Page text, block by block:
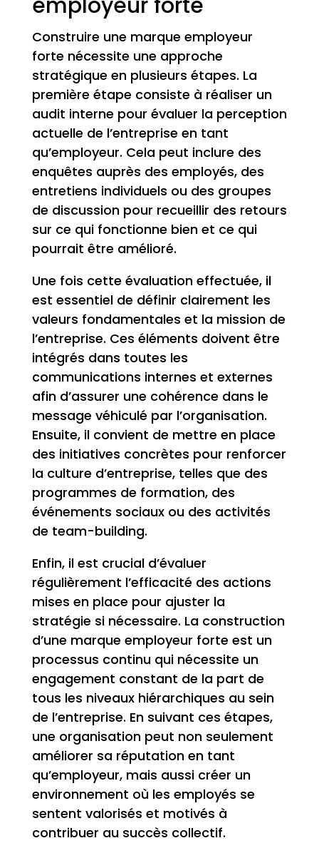
Construire une marque employeur
forte nécessite une approche
stratégique en plusieurs étapes. La
première étape consiste à réaliser un
audit interne pour évaluer la perception
actuelle de l’entreprise en tant
qu’employeur. Cela peut inclure des
enquêtes auprès des employés, des
entretiens individuels ou des groupes
de discussion pour recueillir des retours
sur ce qui fonctionne bien et ce qui
pourrait être amélioré.
Une fois cette évaluation effectuée, il
est essentiel de définir clairement les
valeurs fondamentales et la mission de
l’entreprise. Ces éléments doivent être
intégrés dans toutes les
communications internes et externes
afin d’assurer une cohérence dans le
message véhiculé par l’organisation.
Ensuite, il convient de mettre en place
des initiatives concrètes pour renforcer
la culture d’entreprise, telles que des
programmes de formation, des
événements sociaux ou des activités
de team-building.
Enfin, il est crucial d’évaluer
régulièrement l’efficacité des actions
mises en place pour ajuster la
stratégie si nécessaire. La construction
d’une marque employeur forte est un
processus continu qui nécessite un
engagement constant de la part de
tous les niveaux hiérarchiques au sein
de l’entreprise. En suivant ces étapes,
une organisation peut non seulement
améliorer sa réputation en tant
qu’employeur, mais aussi créer un
environnement où les employés se
sentent valorisés et motivés à
contribuer au succès collectif.